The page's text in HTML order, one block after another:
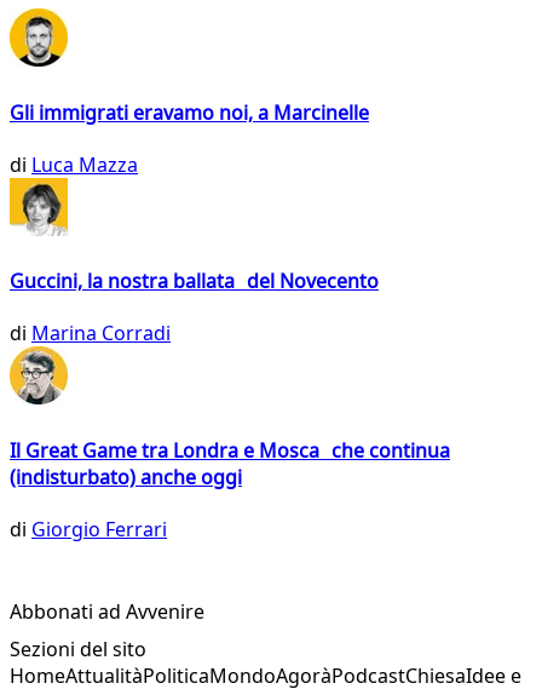
Gli immigrati eravamo noi, a Marcinelle
di Luca Mazza
Guccini, la nostra ballata del Novecento
di Marina Corradi
Il Great Game tra Londra e Mosca che continua
(indisturbato) anche oggi
di Giorgio Ferrari
Abbonati ad Avvenire
Sezioni del sito
HomeAttualitàPoliticaMondoAgoràPodcastChiesaIdee e